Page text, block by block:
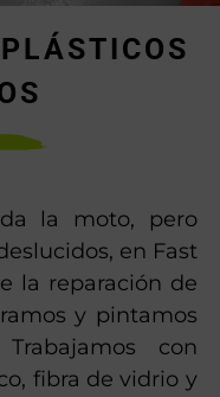
la moto, pero
en Fast
la reparación de
y pintamos
con
fibra de vidrio y